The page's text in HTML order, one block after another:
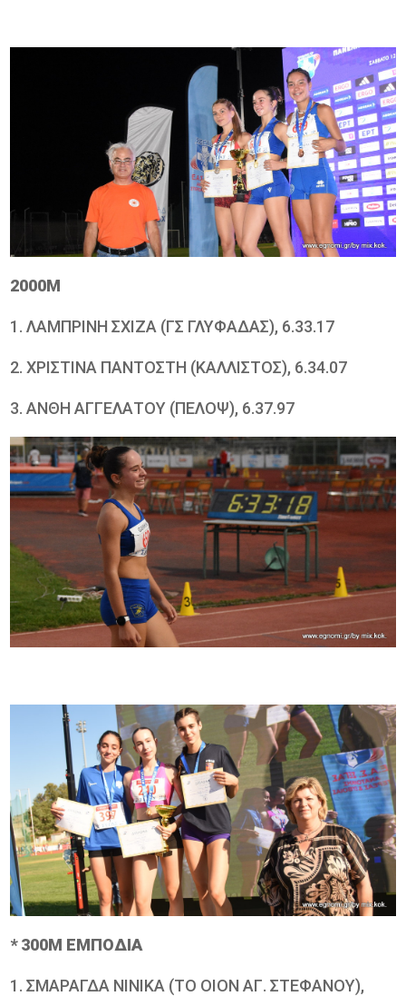
2000Μ
1. ΛΑΜΠΡΙΝΗ ΣΧΙΖΑ (ΓΣ ΓΛΥΦΑΔΑΣ), 6.33.17
2. ΧΡΙΣΤΙΝΑ ΠΑΝΤΟΣΤΗ (ΚΑΛΛΙΣΤΟΣ), 6.34.07
3. ΑΝΘΗ ΑΓΓΕΛΑΤΟΥ (ΠΕΛΟΨ), 6.37.97
* 300Μ ΕΜΠΟΔΙΑ
1. ΣΜΑΡΑΓΔΑ ΝΙΝΙΚΑ (ΤΟ ΟΙΟΝ ΑΓ. ΣΤΕΦΑΝΟΥ),